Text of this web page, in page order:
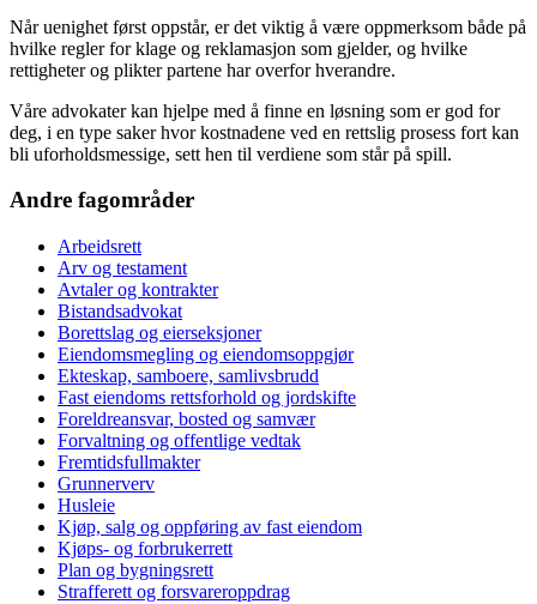
Når uenighet først oppstår, er det viktig å være oppmerksom både på
hvilke regler for klage og reklamasjon som gjelder, og hvilke
rettigheter og plikter partene har overfor hverandre.
Våre advokater kan hjelpe med å finne en løsning som er god for
deg, i en type saker hvor kostnadene ved en rettslig prosess fort kan
bli uforholdsmessige, sett hen til verdiene som står på spill.
Andre fagområder
Arbeidsrett
Arv og testament
Avtaler og kontrakter
Bistandsadvokat
Borettslag og eierseksjoner
Eiendomsmegling og eiendomsoppgjør
Ekteskap, samboere, samlivsbrudd
Fast eiendoms rettsforhold og jordskifte
Foreldreansvar, bosted og samvær
Forvaltning og offentlige vedtak
Fremtidsfullmakter
Grunnerverv
Husleie
Kjøp, salg og oppføring av fast eiendom
Kjøps- og forbrukerrett
Plan og bygningsrett
Strafferett og forsvareroppdrag